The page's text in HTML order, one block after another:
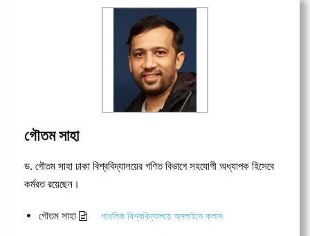
গৌতম সাহা
ড. গৌতম সাহা ঢাকা বিশ্ববিদ্যালয়ের গণিত বিভাগে সহযোগী অধ্যাপক হিসেবে
কর্মরত রয়েছেন।
গৌতম সাহা পাবলিক বিশ্ববিদ্যালয়ে অনলাইনে ক্লাস